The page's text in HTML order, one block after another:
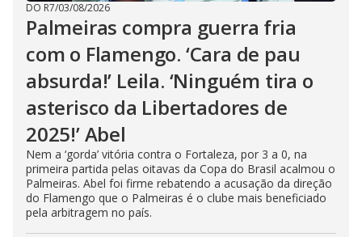
DO R7/03/08/2026
Palmeiras compra guerra fria
com o Flamengo. ‘Cara de pau
absurda!’ Leila. ‘Ninguém tira o
asterisco da Libertadores de
2025!’ Abel
Nem a ‘gorda’ vitória contra o Fortaleza, por 3 a 0, na
primeira partida pelas oitavas da Copa do Brasil acalmou o
Palmeiras. Abel foi firme rebatendo a acusação da direção
do Flamengo que o Palmeiras é o clube mais beneficiado
pela arbitragem no país.